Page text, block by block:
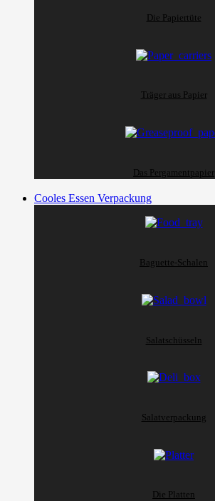
Die Papiertüte
Träger aus Papier
Das Pergamentpapier
Cooles Essen Verpackung
Baguette-Schalen
Salatschüsseln
Salatverpackung
Die Platten